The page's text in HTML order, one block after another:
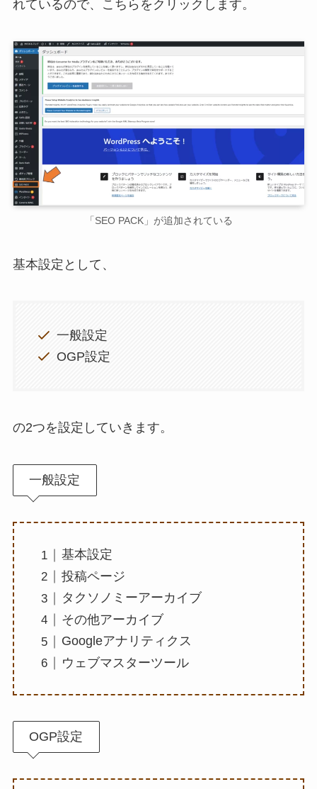
れているので、こちらをクリックします。
「SEO PACK」が追加されている
基本設定として、
一般設定
OGP設定
の2つを設定していきます。
一般設定
基本設定
投稿ページ
タクソノミーアーカイブ
その他アーカイブ
Googleアナリティクス
ウェブマスターツール
OGP設定